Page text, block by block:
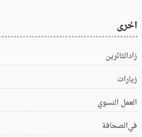
اخرى
زادالثائرين
زيارات
العمل النسوي
في‌الصحافة